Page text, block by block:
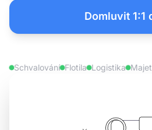
Domluvit 1:1
Schvalování Flotila Logistika